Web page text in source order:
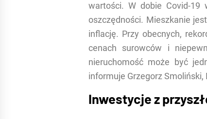
wartości. W dobie Covid-19
oszczędności. Mieszkanie
inflację. Przy obecnych,
cenach surowców i
nieruchomość może być
informuje Grzegorz
Inwestycje z